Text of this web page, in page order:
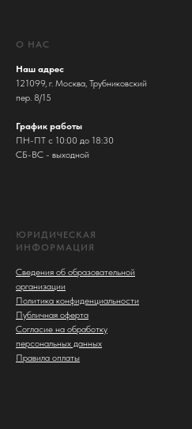
О НАС
Наш адрес
121099, г. Москва, Трубниковский
пер. 8/15
График работы
ПН-ПТ с 10:00 до 18:30
СБ-ВС - выходной
ЮРИДИЧЕСКАЯ
ИНФОРМАЦИЯ
Сведения об образовательной
организации
Политика конфиденциальности
Публичная оферта
Согласие на обработку
персональных данных
Правила оплаты